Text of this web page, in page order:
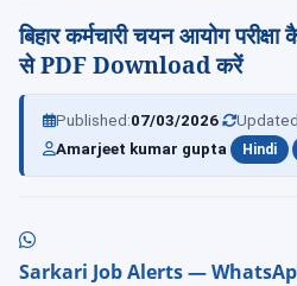
बिहार कर्मचारी चयन आयोग
से PDF Download करें
Published:07/03/2026
Amarjeet kumar gupta Hindi
Sarkari Job Alerts —